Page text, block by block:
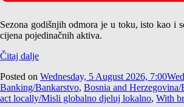
Sezona godišnjih odmora je u toku, isto kao i
cijena pojedinačnih aktiva.
Čitaj dalje
Posted on Wednesday, 5 August 2026, 7:00
Banking/Bankarstvo, Bosnia and
act locally/Misli globalno djeluj lokalno, With